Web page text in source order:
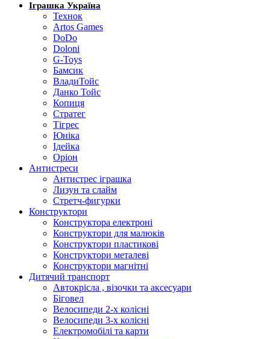
Іграшка Україна
Технок
Artos Games
DoDo
Doloni
G-Toys
Бамсик
ВладиТойс
Данко Тойс
Копиця
Стратег
Тігрес
Юніка
Ідейка
Оріон
Антистреси
Антистрес іграшка
Лизун та слайм
Стретч-фигурки
Конструктори
Конструктора електроні
Конструктори для малюків
Конструктори пластикові
Конструктори металеві
Конструктори магнітні
Дитячий транспорт
Автокрісла , візочки та аксесуари
Біговел
Велосипеди 2-х колісні
Велосипеди 3-х колісні
Електромобілі та карти